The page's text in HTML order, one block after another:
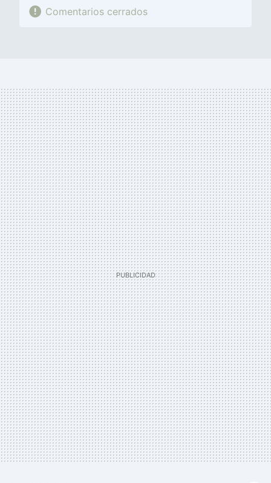
Comentarios cerrados